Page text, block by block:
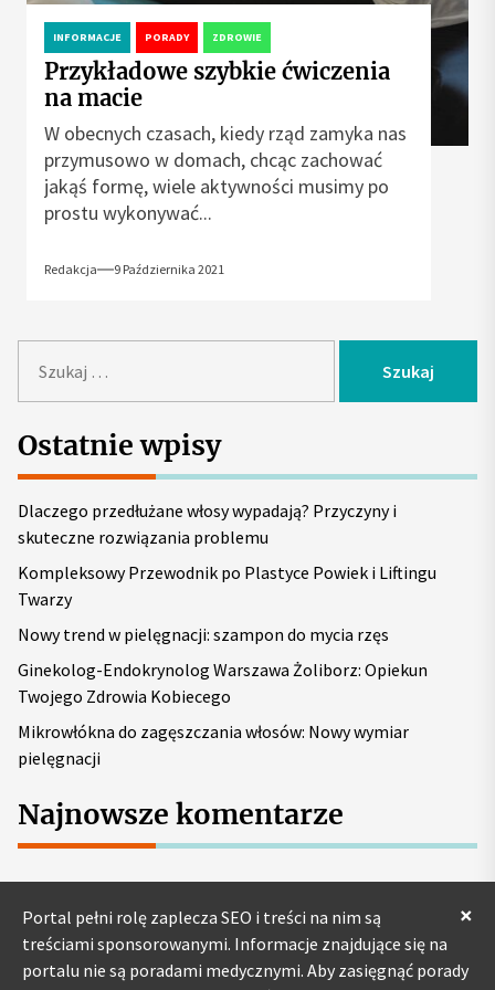
×
Portal pełni rolę zaplecza SEO i treści na nim są
treściami sponsorowanymi. Informacje znajdujące się na
portalu nie są poradami medycznymi. Aby zasięgnąć porady
INFORMACJE PORADY ZDROWIE
Przykładowe szybkie ćwiczenia
na macie
W obecnych czasach, kiedy rząd zamyka nas
przymusowo w domach, chcąc zachować
jakąś formę, wiele aktywności musimy po
prostu wykonywać...
Redakcja 9 Października 2021
u
k
a
j
:
Ostatnie wpisy
Dlaczego przedłużane włosy wypadają? Przyczyny i
skuteczne rozwiązania problemu
Kompleksowy Przewodnik po Plastyce Powiek i Liftingu
Twarzy
Nowy trend w pielęgnacji: szampon do mycia rzęs
Ginekolog-Endokrynolog Warszawa Żoliborz: Opiekun
Twojego Zdrowia Kobiecego
Mikrowłókna do zagęszczania włosów: Nowy wymiar
pielęgnacji
Najnowsze komentarze